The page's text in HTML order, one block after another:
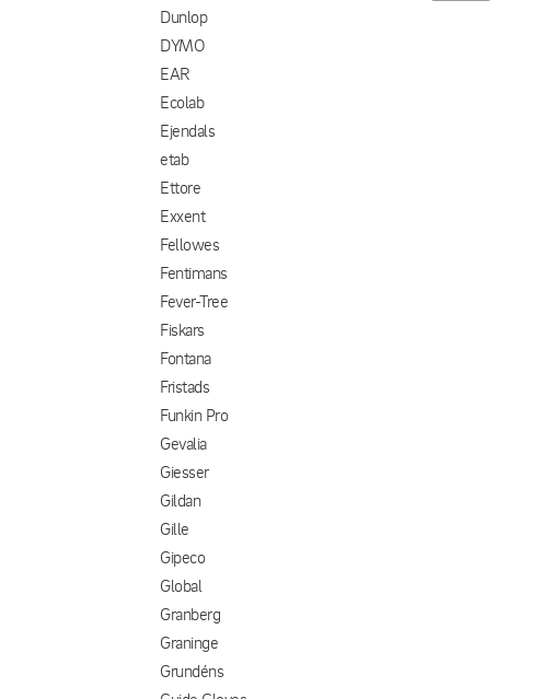
Dunlop
DYMO
EAR
Ecolab
Ejendals
etab
Ettore
Exxent
Fellowes
Fentimans
Fever-Tree
Fiskars
Fontana
Fristads
Funkin Pro
Gevalia
Giesser
Gildan
Gille
Gipeco
Global
Granberg
Graninge
Grundéns